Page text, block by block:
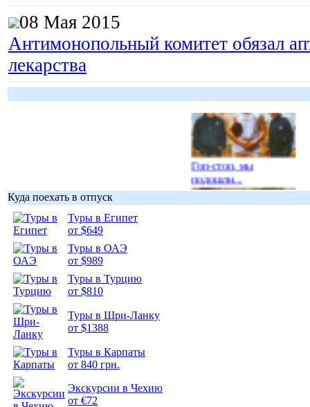
08 Мая 2015
Антимонопольный комитет обязал
лекарства
Гоп-стоп, мы
подошли...
Куда поехать в отпуск
Туры в Египет
от $649
Туры в ОАЭ
от $989
Туры в Турцию
от $810
Туры в Шри-Ланку
от $1388
Туры в Карпаты
от 840 грн.
Экскурсии в Чехию
от €72